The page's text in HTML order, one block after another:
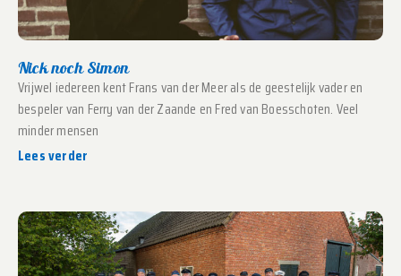
Nick noch Simon
Vrijwel iedereen kent Frans van der Meer als de geestelijk vader en
bespeler van Ferry van der Zaande en Fred van Boesschoten. Veel
minder mensen
Lees verder